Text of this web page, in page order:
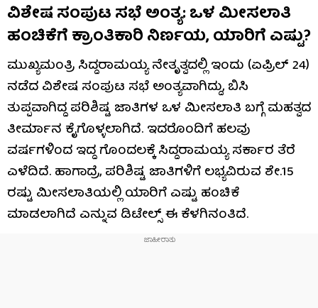
ವಿಶೇಷ ಸಂಪುಟ ಸಭೆ ಅಂತ್ಯ: ಒಳ ಮೀಸಲಾತಿ
ಹಂಚಿಕೆಗೆ ಕ್ರಾಂತಿಕಾರಿ ನಿರ್ಣಯ, ಯಾರಿಗೆ ಎಷ್ಟು?
ಮುಖ್ಯಮಂತ್ರಿ ಸಿದ್ದರಾಮಯ್ಯ ನೇತೃತ್ವದಲ್ಲಿ ಇಂದು (ಏಪ್ರಿಲ್ 24)
ನಡೆದ ವಿಶೇಷ ಸಂಪುಟ ಸಭೆ ಅಂತ್ಯವಾಗಿದ್ದು, ಬಿಸಿ
ತುಪ್ಪವಾಗಿದ್ದ ಪರಿಶಿಷ್ಟ ಜಾತಿಗಳ ಒಳ ಮೀಸಲಾತಿ ಬಗ್ಗೆ ಮಹತ್ವದ
ತೀರ್ಮಾನ ಕೈಗೊಳ್ಳಲಾಗಿದೆ. ಇದರೊಂದಿಗೆ ಹಲವು
ವರ್ಷಗಳಿಂದ ಇದ್ದ ಗೊಂದಲಕ್ಕೆ ಸಿದ್ದರಾಮಯ್ಯ ಸರ್ಕಾರ ತೆರೆ
ಎಳೆದಿದೆ. ಹಾಗಾದ್ರೆ, ಪರಿಶಿಷ್ಟ ಜಾತಿಗಳಿಗೆ ಲಭ್ಯವಿರುವ ಶೇ.15
ರಷ್ಟು ಮೀಸಲಾತಿಯಲ್ಲಿ ಯಾರಿಗೆ ಎಷ್ಟು ಹಂಚಿಕೆ
ಮಾಡಲಾಗಿದೆ ಎನ್ನುವ ಡಿಟೇಲ್ಸ್ ಈ ಕೆಳಗಿನಂತಿದೆ.